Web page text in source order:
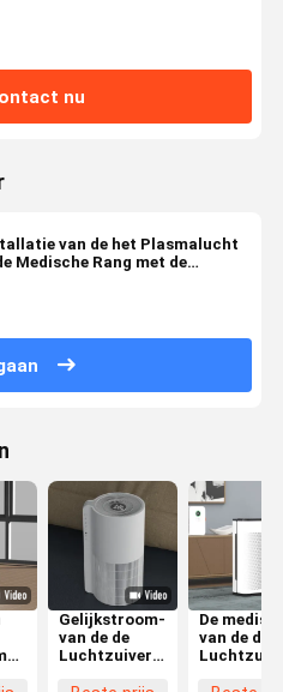
nu
van de het Plasmalucht
Medische Rang met de
Gelijkstroom-
van de de
Luchtzuiveringsinstallatie
De
van de de